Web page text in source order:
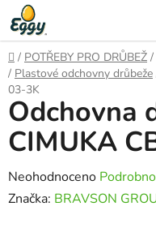
Přejít
na
obsah
Domů
/ POTŘEBY PRO DRŮBEŽ /
/ Plastové odchovny drůbeže
03-3K
Odchovna
CIMUKA
Průměrné
hodnocení
Neohodnoceno
Značka: BRAVSON